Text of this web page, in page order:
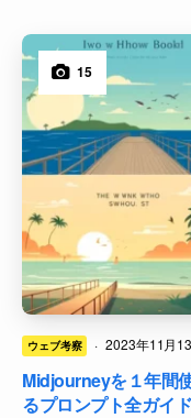
15
ウェブ考察 · 2023年11月
Midjourneyを１年間
るプロンプト全ガイド